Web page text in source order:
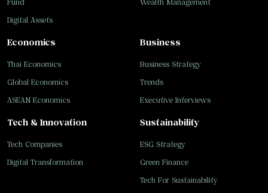
Fund
Digital Assets
Wealth Management
Business
Business Strategy
Trends
Executive Interviews
Tech & Innovation
Tech Companies
Digital Transformation
Sustainability
ESG Strategy
Green Finance
Tech For Sustainability
Economics
Thai Economics
Global Economics
ASEAN Economics